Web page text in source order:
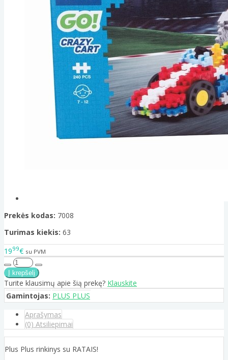
Prekės kodas: 7008
Turimas kiekis: 63
1999€ su PVM
Turite klausimų apie šią prekę? Klauskite
Gamintojas: PLUS PLUS
Aprašymas
(0) Atsiliepimai
Plus Plus rinkinys su RATAIS!